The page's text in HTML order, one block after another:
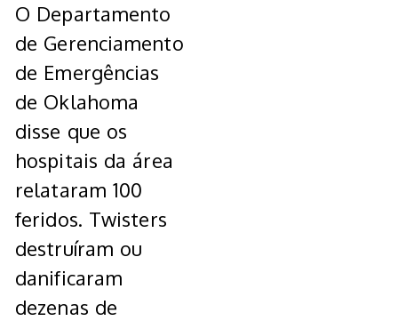
O Departamento
de Gerenciamento
de Emergências
de Oklahoma
disse que os
hospitais da área
relataram 100
feridos. Twisters
destruíram ou
danificaram
dezenas de